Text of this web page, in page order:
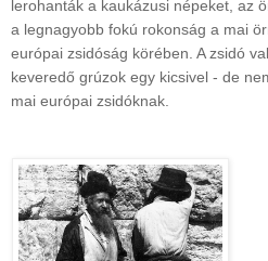
lerohanták a kaukázusi népeket, az
a legnagyobb fokú rokonság a mai
európai zsidóság körében. A zsidó
keveredő grúzok egy kicsivel - de
mai európai zsidóknak.